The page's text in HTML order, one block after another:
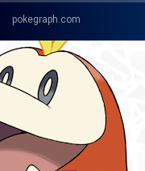
Skip to content